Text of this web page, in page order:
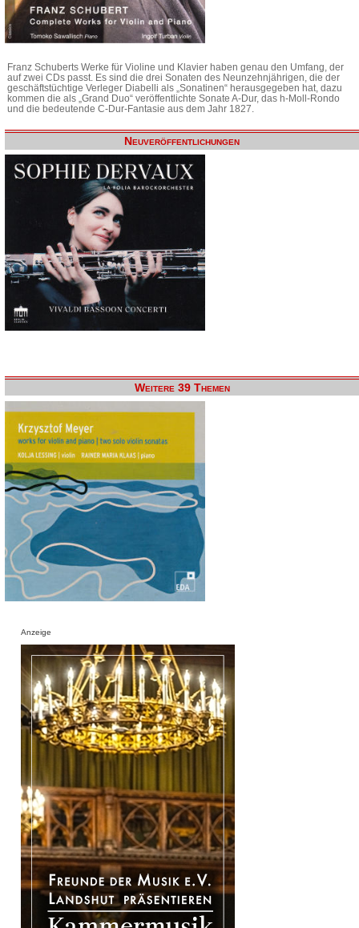
Franz Schuberts Werke für Violine und Klavier haben genau den Umfang, der
auf zwei CDs passt. Es sind die drei Sonaten des Neunzehnjährigen, die der
geschäftstüchtige Verleger Diabelli als „Sonatinen“ herausgegeben hat, dazu
kommen die als „Grand Duo“ veröffentlichte Sonate A-Dur, das h-Moll-Rondo
und die bedeutende C-Dur-Fantasie aus dem Jahr 1827.
Neuveröffentlichungen
Weitere 39 Themen
Anzeige